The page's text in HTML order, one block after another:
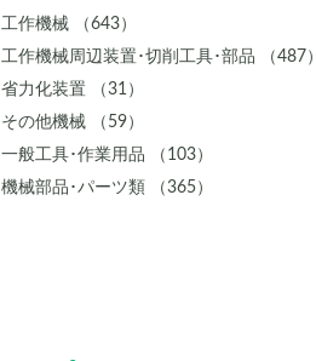
工作機械 （643）
工作機械周辺装置･切削工具･部品 （487）
省力化装置 （31）
その他機械 （59）
一般工具･作業用品 （103）
機械部品･パーツ類 （365）